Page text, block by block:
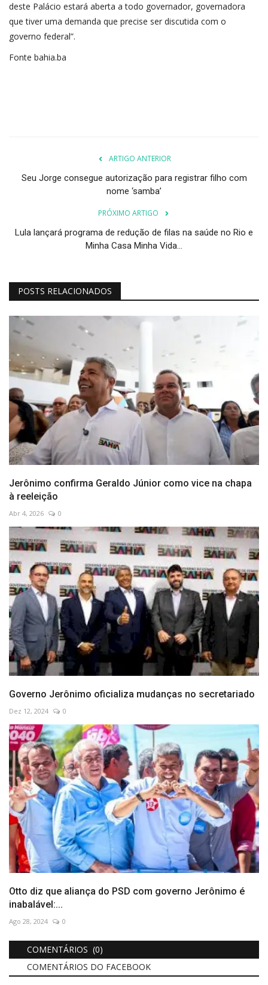
deste Palácio estará aberta a todo governador, governadora
que tiver uma demanda que precise ser discutida com o
governo federal”.
Fonte bahia.ba
ARTIGO ANTERIOR
Seu Jorge consegue autorização para registrar filho com
nome ‘samba’
PRÓXIMO ARTIGO
Lula lançará programa de redução de filas na saúde no Rio e
Minha Casa Minha Vida...
POSTS RELACIONADOS
Jerônimo confirma Geraldo Júnior como vice na chapa
à reeleição
Abr 4, 2026 0
Governo Jerônimo oficializa mudanças no secretariado
Dez 12, 2024 0
Otto diz que aliança do PSD com governo Jerônimo é
inabalável:...
Ago 28, 2024 0
COMENTÁRIOS (0)
COMENTÁRIOS DO FACEBOOK